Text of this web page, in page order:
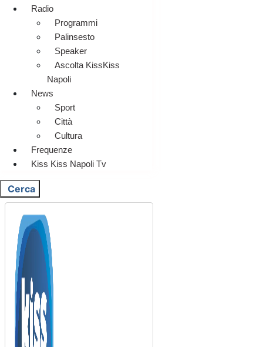
Radio
Programmi
Palinsesto
Speaker
Ascolta KissKiss
Napoli
News
Sport
Città
Cultura
Frequenze
Kiss Kiss Napoli Tv
Cerca